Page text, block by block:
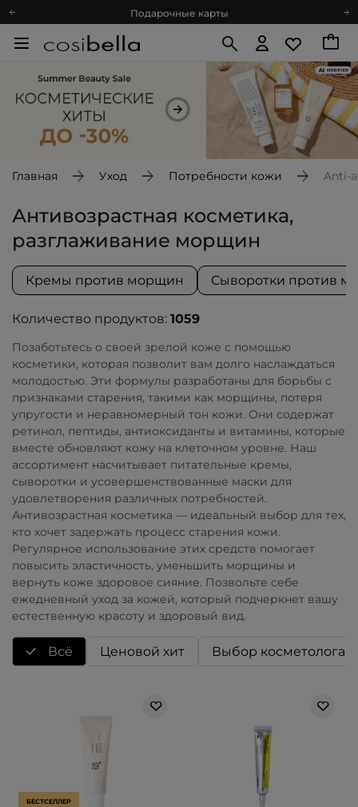
Подарочные карты
Доставка с любовью
Главная Уход Потребности кожи Anti-
Антивозрастная косметика,
разглаживание морщин
Кремы против морщин Сыворотки против
Количество продуктов: 1059
Позаботьтесь о своей зрелой коже с помощью
косметики, которая позволит вам долго наслаждаться
молодостью. Эти формулы разработаны для борьбы с
признаками старения, такими как морщины, потеря
упругости и неравномерный тон кожи. Они содержат
ретинол, пептиды, антиоксиданты и витамины, которые
вместе обновляют кожу на клеточном уровне. Наш
ассортимент насчитывает питательные кремы,
сыворотки и усовершенствованные маски для
удовлетворения различных потребностей.
Антивозрастная косметика — идеальный выбор для тех,
кто хочет задержать процесс старения кожи.
Регулярное использование этих средств помогает
повысить эластичность, уменьшить морщины и
вернуть коже здоровое сияние. Позвольте себе
ежедневный уход за кожей, который подчеркнет вашу
естественную красоту и здоровый вид.
Всё Ценовой хит Выбор косметолога
БЕСТСЕЛЛЕР